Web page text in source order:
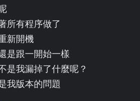
所有程序做了
新開機
是跟一開始一樣
是我漏掉了什麼呢？
我版本的問題